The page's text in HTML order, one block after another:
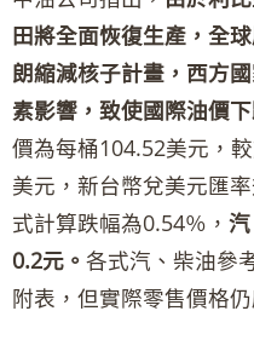
田將全面恢復生產，全
朗縮減核子計畫，西方
素影響，致使國際油價下
價為每桶104.52美元，
美元，新台幣兌美元匯
式計算跌幅為0.54％，
0.2元。 各式汽、柴油參
附表，但實際零售價格